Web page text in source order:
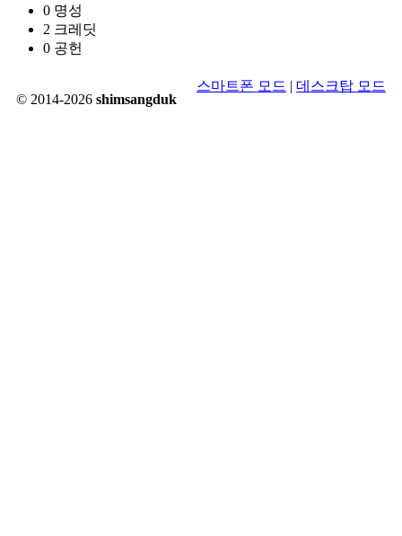
0 명성
2 크레딧
0 공헌
© 2014-2026 shimsangduk
스마트폰 모드 | 데스크탑 모드